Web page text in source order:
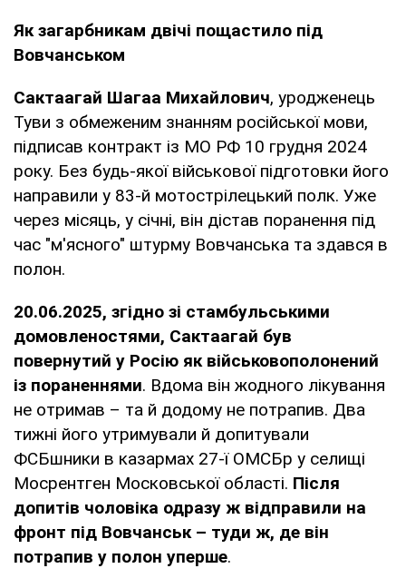
Як загарбникам двічі пощастило під
Вовчанськом
Сактаагай Шагаа Михайлович, уродженець
Туви з обмеженим знанням російської мови,
підписав контракт із МО РФ 10 грудня 2024
року. Без будь-якої військової підготовки його
направили у 83-й мотострілецький полк. Уже
через місяць, у січні, він дістав поранення під
час "м'ясного" штурму Вовчанська та здався в
полон.
20.06.2025, згідно зі стамбульськими
домовленостями, Сактаагай був
повернутий у Росію як військовополонений
із пораненнями. Вдома він жодного лікування
не отримав – та й додому не потрапив. Два
тижні його утримували й допитували
ФСБшники в казармах 27-ї ОМСБр у селищі
Мосрентген Московської області. Після
допитів чоловіка одразу ж відправили на
фронт під Вовчанськ – туди ж, де він
потрапив у полон уперше.